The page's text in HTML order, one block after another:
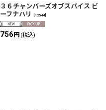
３６チャンバーズオブスパイス ビ
ーフナハリ
[12544]
756円 (税込)